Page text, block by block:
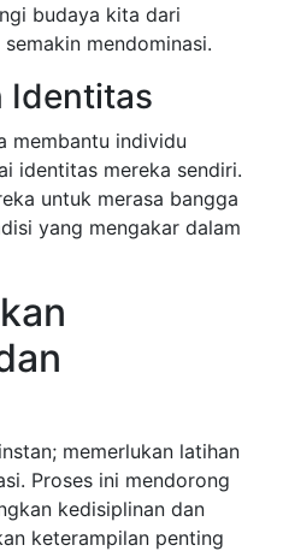
budaya kita dari
mendominasi.
Identitas
membantu individu
identitas mereka sendiri.
untuk merasa bangga
yang mengakar dalam
memerlukan latihan
Proses ini mendorong
kedisiplinan dan
keterampilan penting